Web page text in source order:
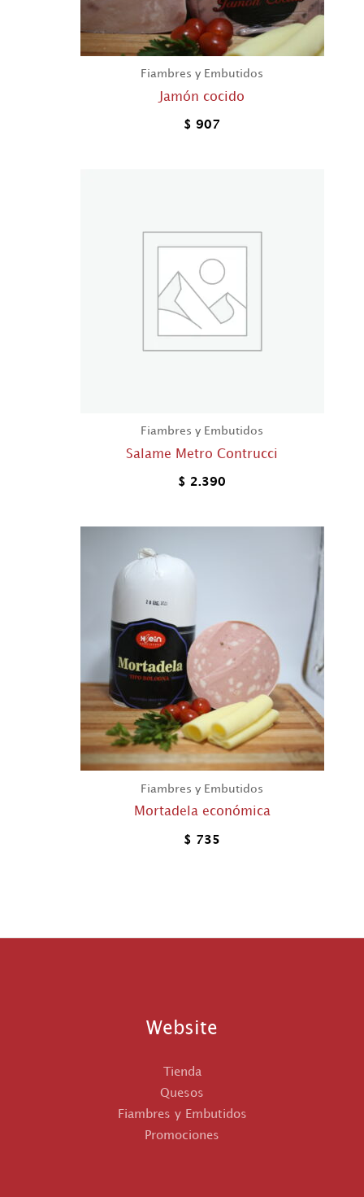
Fiambres y Embutidos
Jamón cocido
$ 907
Fiambres y Embutidos
Salame Metro Contrucci
$ 2.390
Fiambres y Embutidos
Mortadela económica
$ 735
Website
Tienda
Quesos
Fiambres y Embutidos
Promociones